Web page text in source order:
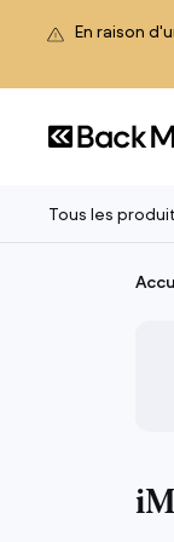
En raison
Tous les
reconditionné
appareils